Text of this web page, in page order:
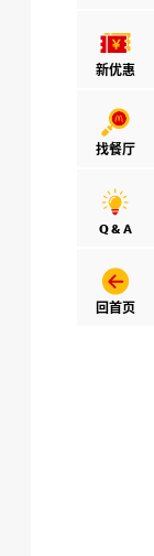
新优惠
找餐厅
Q & A
回首页